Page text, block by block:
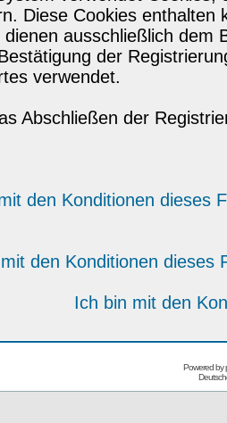
Diese Cookies enthalten
dienen ausschließlich dem
der
verwendet.
Abschließen der
den Konditionen dieses
den Konditionen dieses
Ich bin mit den
Powered by